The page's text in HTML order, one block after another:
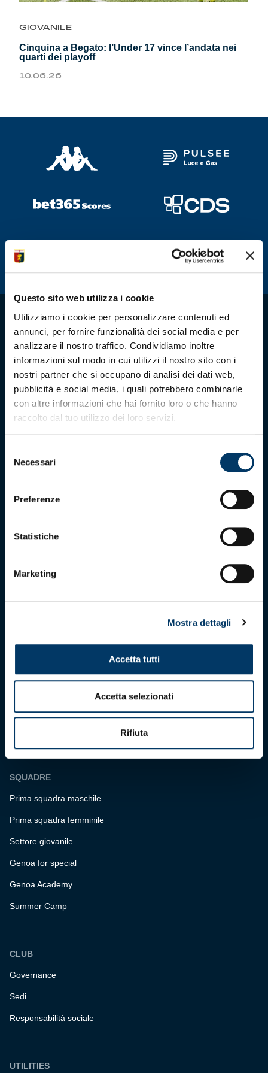
Questo sito web utilizza i cookie
Utilizziamo i cookie per personalizzare contenuti ed
annunci, per fornire funzionalità dei social media e per
analizzare il nostro traffico. Condividiamo inoltre
informazioni sul modo in cui utilizzi il nostro sito con i
nostri partner che si occupano di analisi dei dati web,
pubblicità e social media, i quali potrebbero combinarle
con altre informazioni che hai fornito loro o che hanno
raccolto dal tuo utilizzo dei loro servizi.
delNecessari
Preferenze
Statistiche
Marketing
Mostra dettagli
Accetta tutti
Accetta selezionati
Rifiuta
Genoa Academy
Tacchettee Collection
Urban Collection
Sebago x Genoa
Robe di Kappa x Genoa
Accessori
Party
Outlet
Isolani x Genoa
Gift Card Online Store
GIOVANILE
Cinquina a Begato: l’Under 17 vince l’andata nei
quarti dei playoff
10.06.26
Iscritto al Registro Stampa del Tribunale di Genova n. 3054 in data 7
Biglietteria
SQUADRE
Prima squadra maschile
Prima squadra femminile
Settore giovanile
Genoa for special
Genoa Academy
Summer Camp
CLUB
Governance
Sedi
Responsabilità sociale
UTILITIES